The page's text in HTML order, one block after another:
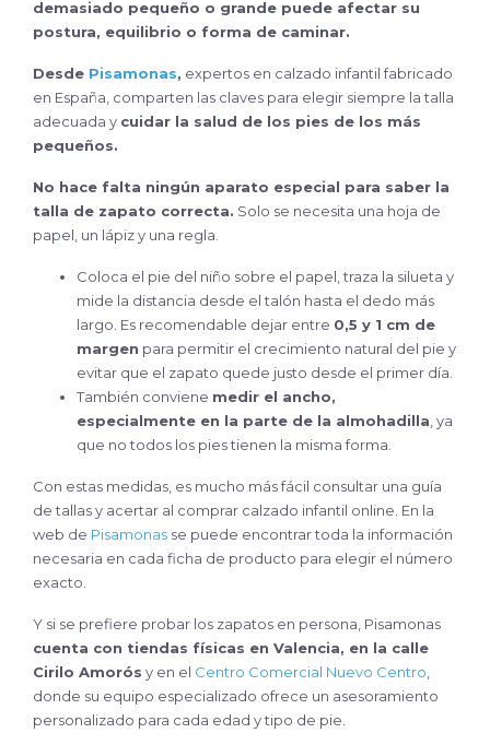
demasiado pequeño o grande puede afectar su
postura, equilibrio o forma de caminar.
Desde Pisamonas, expertos en calzado infantil fabricado
en España, comparten las claves para elegir siempre la talla
adecuada y cuidar la salud de los pies de los más
pequeños.
No hace falta ningún aparato especial para saber la
talla de zapato correcta. Solo se necesita una hoja de
papel, un lápiz y una regla.
Coloca el pie del niño sobre el papel, traza la silueta y
mide la distancia desde el talón hasta el dedo más
largo. Es recomendable dejar entre 0,5 y 1 cm de
margen para permitir el crecimiento natural del pie y
evitar que el zapato quede justo desde el primer día.
También conviene medir el ancho,
especialmente en la parte de la almohadilla , ya
que no todos los pies tienen la misma forma.
Con estas medidas, es mucho más fácil consultar una guía
de tallas y acertar al comprar calzado infantil online. En la
web de Pisamonas se puede encontrar toda la información
necesaria en cada ficha de producto para elegir el número
exacto.
Y si se prefiere probar los zapatos en persona, Pisamonas
cuenta con tiendas físicas en Valencia, en la calle
Cirilo Amorós y en el Centro Comercial Nuevo Centro
donde su equipo especializado ofrece un asesoramiento
personalizado para cada edad y tipo de pie.